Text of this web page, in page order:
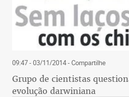
09:47 - 03/11/2014- Compartilhe
Grupo de cientistas
evolução darwiniana